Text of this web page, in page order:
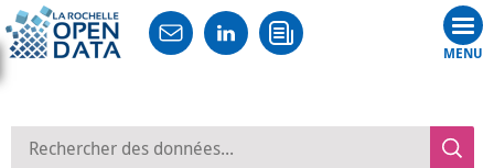
Rechercher des données